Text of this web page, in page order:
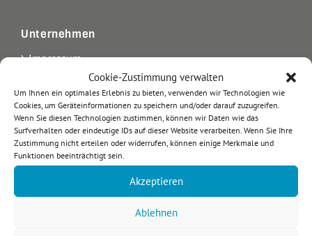
Cookie-Zustimmung verwalten
Um Ihnen ein optimales Erlebnis zu bieten, verwenden wir Technologien wie
Cookies, um Geräteinformationen zu speichern und/oder darauf zuzugreifen.
Wenn Sie diesen Technologien zustimmen, können wir Daten wie das
Surfverhalten oder eindeutige IDs auf dieser Website verarbeiten. Wenn Sie Ihre
Zustimmung nicht erteilen oder widerrufen, können einige Merkmale und
Funktionen beeinträchtigt sein.
Akzeptieren
Ablehnen
Unternehmen
Impressum
Über uns
AGB
Datenschutz
Arbeiten bei etikett.de